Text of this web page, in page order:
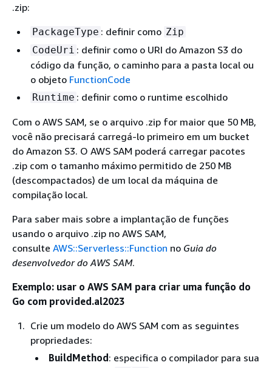
.zip:
PackageType : definir como Zip
CodeUri : definir como o URI do Amazon S3 do
código da função, o caminho para a pasta local ou
o objeto FunctionCode
Runtime : definir como o runtime escolhido
Com o AWS SAM, se o arquivo .zip for maior que 50 MB,
você não precisará carregá-lo primeiro em um bucket
do Amazon S3. O AWS SAM poderá carregar pacotes
.zip com o tamanho máximo permitido de 250 MB
(descompactados) de um local da máquina de
compilação local.
Para saber mais sobre a implantação de funções
usando o arquivo .zip no AWS SAM,
consulte AWS::Serverless::Function no Guia do
desenvolvedor do AWS SAM.
Exemplo: usar o AWS SAM para criar uma função do
Go com provided.al2023
Crie um modelo do AWS SAM com as seguintes
propriedades:
BuildMethod: especifica o compilador para sua